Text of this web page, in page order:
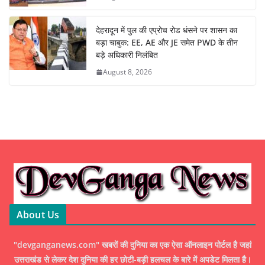
देहरादून में पुल की एप्रोच रोड धंसने पर शासन का
बड़ा चाबुक: EE, AE और JE समेत PWD के तीन
बड़े अधिकारी निलंबित
August 8, 2026
About Us
"devganganews.com" खबरों की दुनिया का एक ऐसा ऑनलाइन पोर्टल है जहां
उत्तराखंड से लेकर देश दुनिया की हर छोटी-बड़ी हलचल के बारे में अपडेट मिलता है।